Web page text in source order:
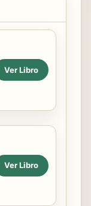
Ver Libro
Ver Libro